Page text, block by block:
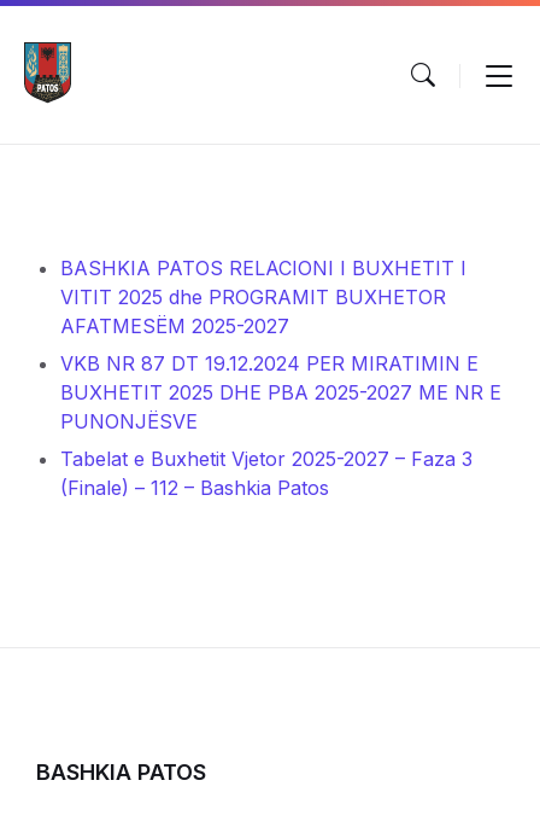
Skip
content
Skip
main
navigation
Skip
footer
BASHKIA PATOS RELACIONI I BUXHETIT I
VITIT 2025 dhe PROGRAMIT BUXHETOR
AFATMESËM 2025-2027
VKB NR 87 DT 19.12.2024 PER MIRATIMIN E
BUXHETIT 2025 DHE PBA 2025-2027 ME NR E
PUNONJËSVE
Tabelat e Buxhetit Vjetor 2025-2027 – Faza 3
(Finale) – 112 – Bashkia Patos
BASHKIA PATOS